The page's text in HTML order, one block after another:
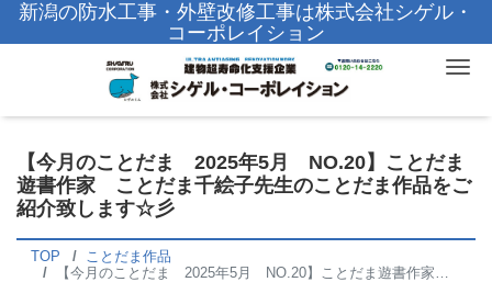
新潟の防水工事・外壁改修工事は株式会社シゲル・
コーポレイション
【今月のことだま 2025年5月 NO.20】ことだま
遊書作家 ことだま千絵子先生のことだま作品をご
紹介致します☆彡
TOP
ことだま作品
【今月のことだま 2025年5月 NO.20】ことだま遊書作家 ことだま千絵子先生のことだま作品をご紹介致します☆彡